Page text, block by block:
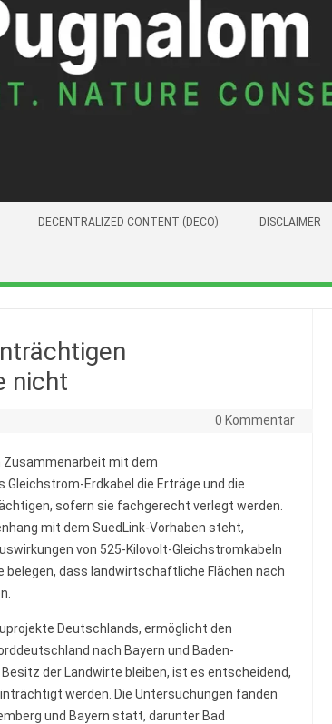
DECENTRALIZED CONTENT (DECO) DISCLAIMER
nicht
0 Kommentar
Zusammenarbeit mit dem
Erdkabel die Erträge und die
sofern sie fachgerecht verlegt werden.
mit dem SuedLink-Vorhaben steht,
von 525-Kilovolt-Gleichstromkabeln
belegen, dass landwirtschaftliche Flächen nach
Deutschlands, ermöglicht den
nach Bayern und Baden-
der Landwirte bleiben, ist es entscheidend,
werden. Die Untersuchungen fanden
und Bayern statt, darunter Bad